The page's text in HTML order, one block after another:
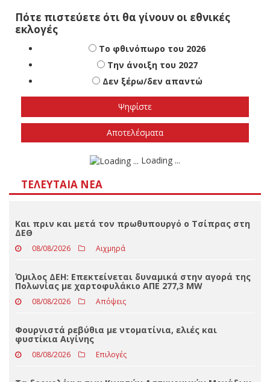
Πότε πιστεύετε ότι θα γίνουν οι εθνικές
εκλογές
Το φθινόπωρο του 2026
Την άνοιξη του 2027
Δεν ξέρω/δεν απαντώ
ΤΕΛΕΥΤΑΊΑ ΝΈΑ
Και πριν και μετά τον πρωθυπουργό ο Τσίπρας στη
ΔΕΘ
08/08/2026 Αιχμηρά
Όμιλος ΔΕΗ: Επεκτείνεται δυναμικά στην αγορά της
Πολωνίας με χαρτοφυλάκιο ΑΠΕ 277,3 MW
08/08/2026 Απόψεις